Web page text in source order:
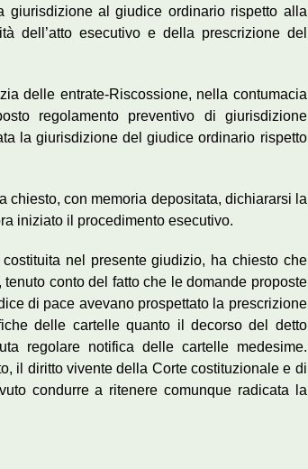
giurisdizione al giudice ordinario rispetto alla
dell’atto esecutivo e della prescrizione del
delle entrate-Riscossione, nella contumacia
regolamento preventivo di giurisdizione
la giurisdizione del giudice ordinario rispetto
chiesto, con memoria depositata, dichiararsi la
iniziato il procedimento esecutivo.
nel presente giudizio, ha chiesto che
conto del fatto che le domande proposte
di pace avevano prospettato la prescrizione
delle cartelle quanto il decorso del detto
regolare notifica delle cartelle medesime.
il diritto vivente della Corte costituzionale e di
condurre a ritenere comunque radicata la